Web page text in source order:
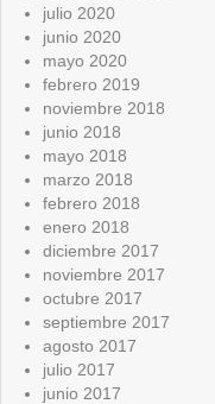
julio 2020
junio 2020
mayo 2020
febrero 2019
noviembre 2018
junio 2018
mayo 2018
marzo 2018
febrero 2018
enero 2018
diciembre 2017
noviembre 2017
octubre 2017
septiembre 2017
agosto 2017
julio 2017
junio 2017